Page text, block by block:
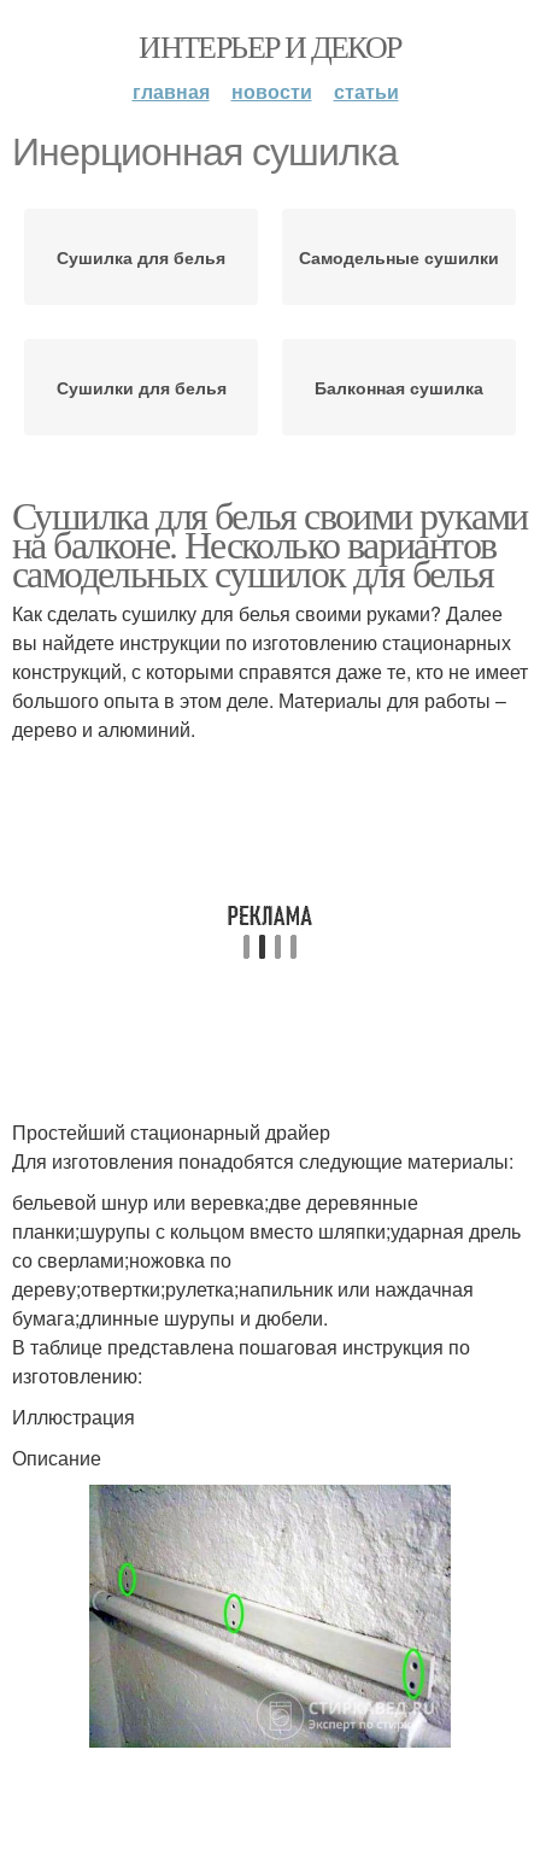
ИНТЕРЬЕР И ДЕКОР
главная новости статьи
Инерционная сушилка
Сушилка для белья Самодельные сушилки
Сушилки для белья Балконная сушилка
Сушилка для белья своими руками
на балконе. Несколько вариантов
самодельных сушилок для белья
Как сделать сушилку для белья своими руками? Далее
вы найдете инструкции по изготовлению стационарных
конструкций, с которыми справятся даже те, кто не имеет
большого опыта в этом деле. Материалы для работы –
дерево и алюминий.
Простейший стационарный драйер
Для изготовления понадобятся следующие материалы:
бельевой шнур или веревка;две деревянные
планки;шурупы с кольцом вместо шляпки;ударная дрель
со сверлами;ножовка по
дереву;отвертки;рулетка;напильник или наждачная
бумага;длинные шурупы и дюбели.
В таблице представлена пошаговая инструкция по
изготовлению:
Иллюстрация
Описание